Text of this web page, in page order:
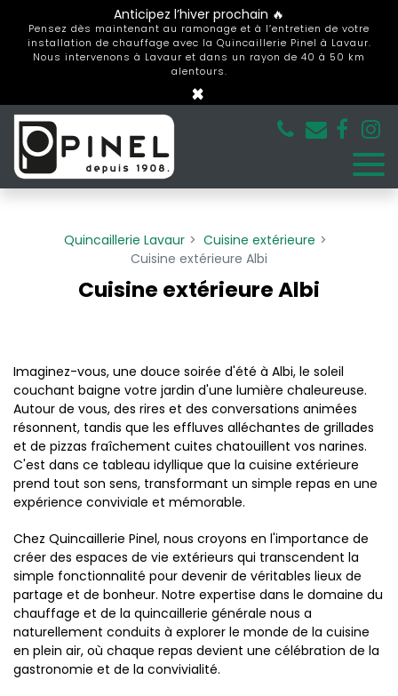
Anticipez l’hiver prochain 🔥
Pensez dès maintenant au ramonage et à l’entretien de votre
installation de chauffage avec la Quincaillerie Pinel à Lavaur.
Nous intervenons à Lavaur et dans un rayon de 40 à 50 km
alentours.
×
Quincaillerie Lavaur
Cuisine extérieure
Cuisine extérieure Albi
Cuisine extérieure Albi
Imaginez-vous, une douce soirée d'été à Albi, le soleil
couchant baigne votre jardin d'une lumière chaleureuse.
Autour de vous, des rires et des conversations animées
résonnent, tandis que les effluves alléchantes de grillades
et de pizzas fraîchement cuites chatouillent vos narines.
C'est dans ce tableau idyllique que la cuisine extérieure
prend tout son sens, transformant un simple repas en une
expérience conviviale et mémorable.
Chez Quincaillerie Pinel, nous croyons en l'importance de
créer des espaces de vie extérieurs qui transcendent la
simple fonctionnalité pour devenir de véritables lieux de
partage et de bonheur. Notre expertise dans le domaine du
chauffage et de la quincaillerie générale nous a
naturellement conduits à explorer le monde de la cuisine
en plein air, où chaque repas devient une célébration de la
gastronomie et de la convivialité.
Panneau de gestion des cookies